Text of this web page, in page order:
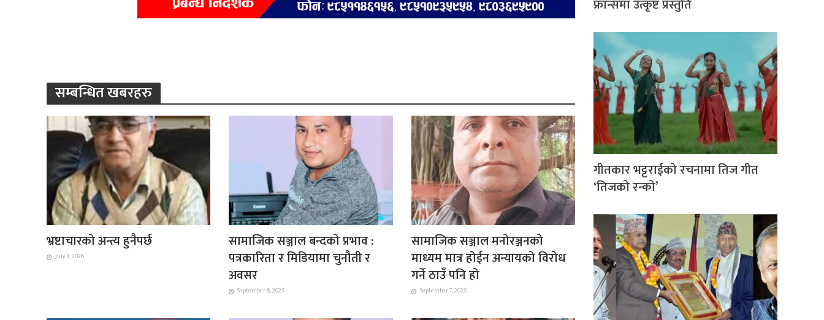
सम्बन्धित खबरहरु
भ्रष्टाचारको अन्त्य हुनैपर्छ
July 3, 2026
सामाजिक सञ्जाल बन्दको प्रभाव :
पत्रकारिता र मिडियामा चुनौती र
अवसर
September 8, 2025
सामाजिक सञ्जाल मनोरञ्जनको
माध्यम मात्र होईन अन्यायको विरोध
गर्ने ठाउँ पनि हो
September 7, 2025
फ्रान्समा उत्कृष्ट प्रस्तुति
गीतकार भट्टराईको रचनामा तिज गीत
‘तिजको रन्को’